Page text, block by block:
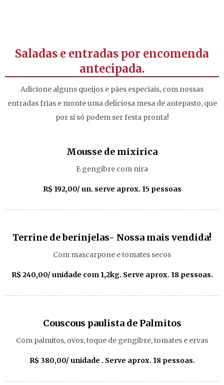
Saladas e entradas por encomenda
antecipada.
Adicione alguns queijos e pães especiais, com nossas
entradas frias e monte uma deliciosa mesa de antepasto, que
por si só podem ser festa pronta!
Mousse de mixirica
E gengibre com nira
R$ 192,00/ un. serve aprox. 15 pessoas
Terrine de berinjelas- Nossa mais vendida!
Com mascarpone e tomates secos
R$ 240,00/ unidade com 1,2kg. Serve aprox. 18 pessoas.
Couscous paulista de Palmitos
Com palmitos, ovos, toque de gengibre, tomates e ervas
R$ 380,00/ unidade . Serve aprox. 18 pessoas.